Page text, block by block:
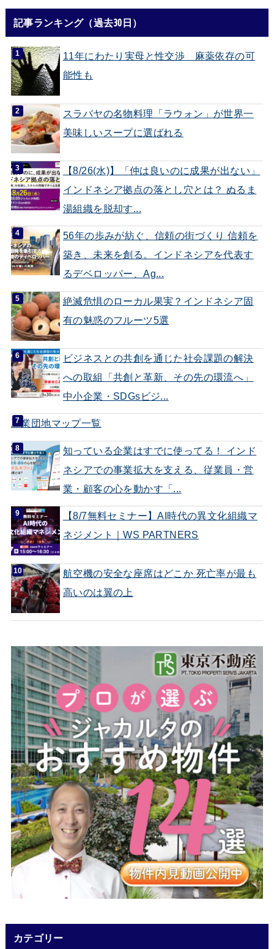
記事ランキング（過去30日）
11年にわたり実母と性交渉 麻薬依存の可
能性も
スラバヤの名物料理「ラウォン」が世界一
美味しいスープに選ばれる
【8/26(水)】「仲は良いのに成果が出ない」
インドネシア拠点の落とし穴とは？ ぬるま
湯組織を脱却す...
56年の歩みが紡ぐ、信頼の街づくり 信頼を
築き、未来を創る。インドネシアを代表す
るデベロッパー、Ag...
絶滅危惧のローカル果実？インドネシア固
有の魅惑のフルーツ5選
ビジネスとの共創を通じた社会課題の解決
への取組「共創と革新、その先の環流へ」
中小企業・SDGsビジ...
工業団地マップ一覧
知っている企業はすでに使ってる！ インド
ネシアでの事業拡大を支える、従業員・営
業・顧客の心を動かす「...
【8/7無料セミナー】AI時代の異文化組織マ
ネジメント｜WS PARTNERS
航空機の安全な座席はどこか 死亡率が最も
高いのは翼の上
カテゴリー